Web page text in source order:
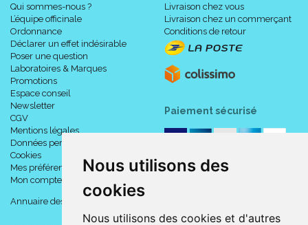
Nous utilisons des
cookies
Nous utilisons des cookies et d'autres
Qui sommes-nous ?
L’équipe officinale
Ordonnance
Déclarer un effet indésirable
Poser une question
Laboratoires & Marques
Promotions
Espace conseil
Newsletter
CGV
Mentions légales
Données personnelles
Cookies
Mes préférences Cookies
Mon compte
Annuaire des pharmacies
Livraison chez vous
Livraison chez un commerçant
Conditions de retour
Paiement sécurisé